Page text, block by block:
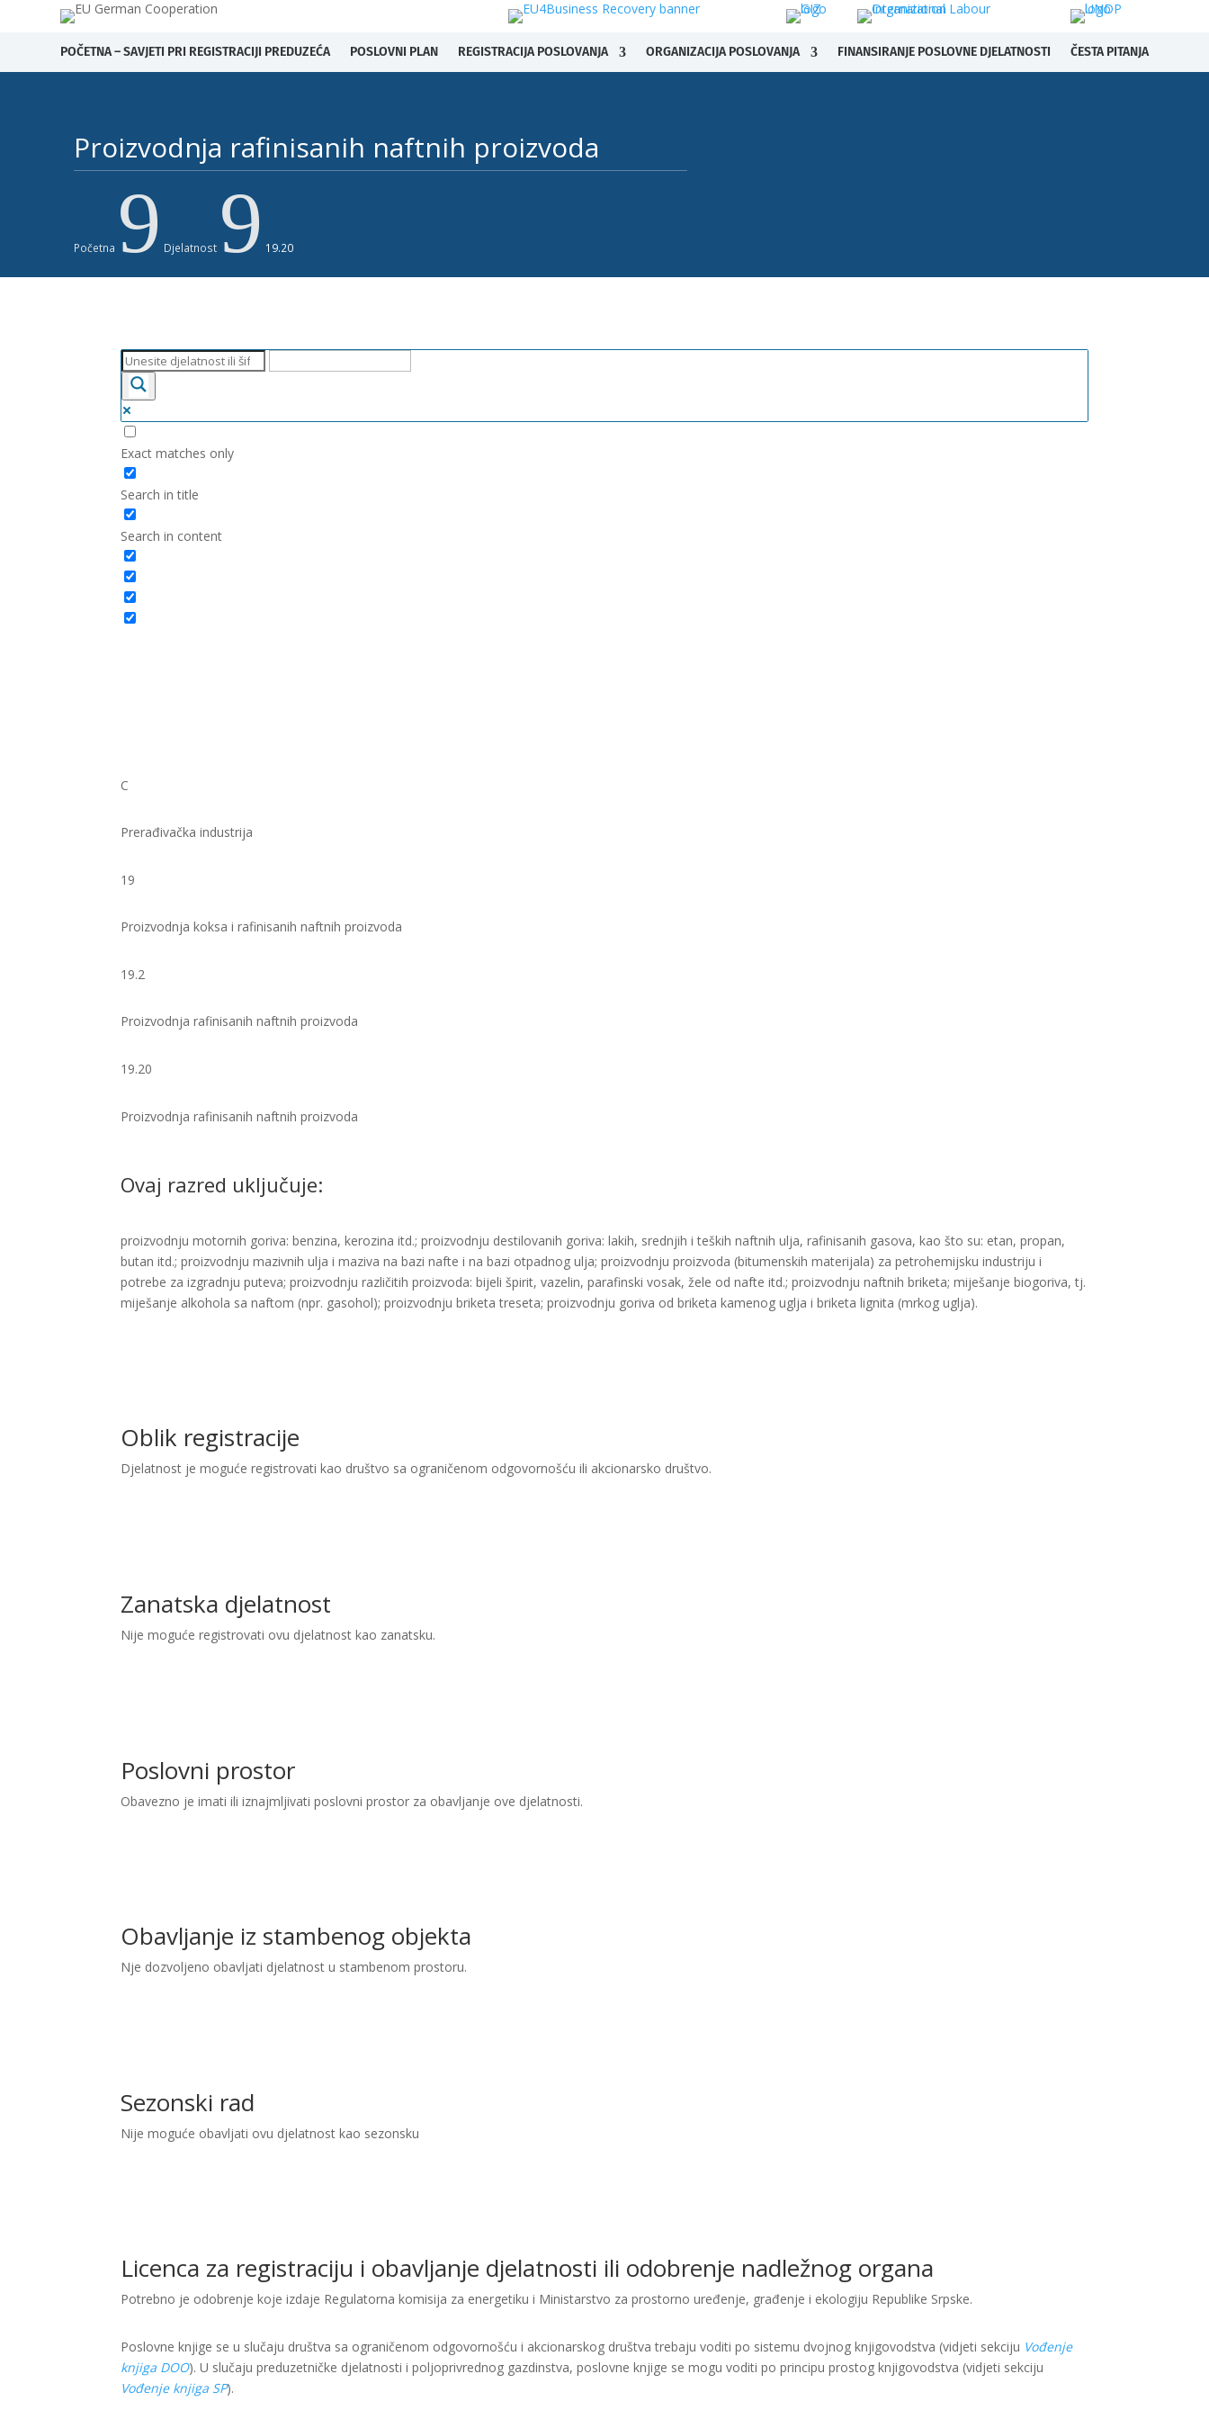
POČETNA – SAVJETI PRI REGISTRACIJI PREDUZEĆA POSLOVNI PLAN REGISTRACIJA POSLOVANJA ORGANIZACIJA POSLOVANJA FINANSIRANJE POSLOVNE DJELATNOSTI ČESTA PITANJA
Proizvodnja rafinisanih naftnih proizvoda ​
Početna 9 Djelatnost 9 19.20
Exact matches only
Search in title
Search in content
C
Prerađivačka industrija
19
Proizvodnja koksa i rafinisanih naftnih proizvoda
19.2
Proizvodnja rafinisanih naftnih proizvoda
19.20
Proizvodnja rafinisanih naftnih proizvoda ​
Ovaj razred uključuje:
proizvodnju motornih goriva: benzina, kerozina itd.; proizvodnju destilovanih goriva: lakih, srednjih i teških naftnih ulja, rafinisanih gasova, kao što su: etan, propan,
butan itd.; proizvodnju mazivnih ulja i maziva na bazi nafte i na bazi otpadnog ulja; proizvodnju proizvoda (bitumenskih materijala) za petrohemijsku industriju i
potrebe za izgradnju puteva; proizvodnju različitih proizvoda: bijeli špirit, vazelin, parafinski vosak, žele od nafte itd.; proizvodnju naftnih briketa; miješanje biogoriva, tj.
miješanje alkohola sa naftom (npr. gasohol); proizvodnju briketa treseta; proizvodnju goriva od briketa kamenog uglja i briketa lignita (mrkog uglja). ​
Oblik registracije
Djelatnost je moguće registrovati kao društvo sa ograničenom odgovornošću ili akcionarsko društvo.
Zanatska djelatnost
Nije moguće registrovati ovu djelatnost kao zanatsku.
Poslovni prostor
Obavezno je imati ili iznajmljivati poslovni prostor za obavljanje ove djelatnosti.
Obavljanje iz stambenog objekta
Nje dozvoljeno obavljati djelatnost u stambenom prostoru.
Sezonski rad
Nije moguće obavljati ovu djelatnost kao sezonsku
Licenca za registraciju i obavljanje djelatnosti ili odobrenje nadležnog organa
Potrebno je odobrenje koje izdaje Regulatorna komisija za energetiku i Ministarstvo za prostorno uređenje, građenje i ekologiju Republike Srpske.
Poslovne knjige se u slučaju društva sa ograničenom odgovornošću i akcionarskog društva trebaju voditi po sistemu dvojnog knjigovodstva (vidjeti sekciju Vođenje
knjiga DOO). U slučaju preduzetničke djelatnosti i poljoprivrednog gazdinstva, poslovne knjige se mogu voditi po principu prostog knjigovodstva (vidjeti sekciju
Vođenje knjiga SP).